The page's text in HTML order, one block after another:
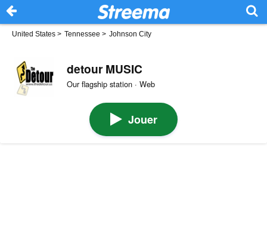
United States > Tennessee > Johnson City
detour MUSIC
Our flagship station · Web
Jouer